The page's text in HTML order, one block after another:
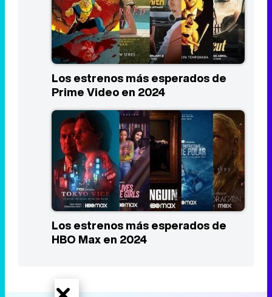
Los estrenos más esperados de
Prime Video en 2024
Los estrenos más esperados de
HBO Max en 2024